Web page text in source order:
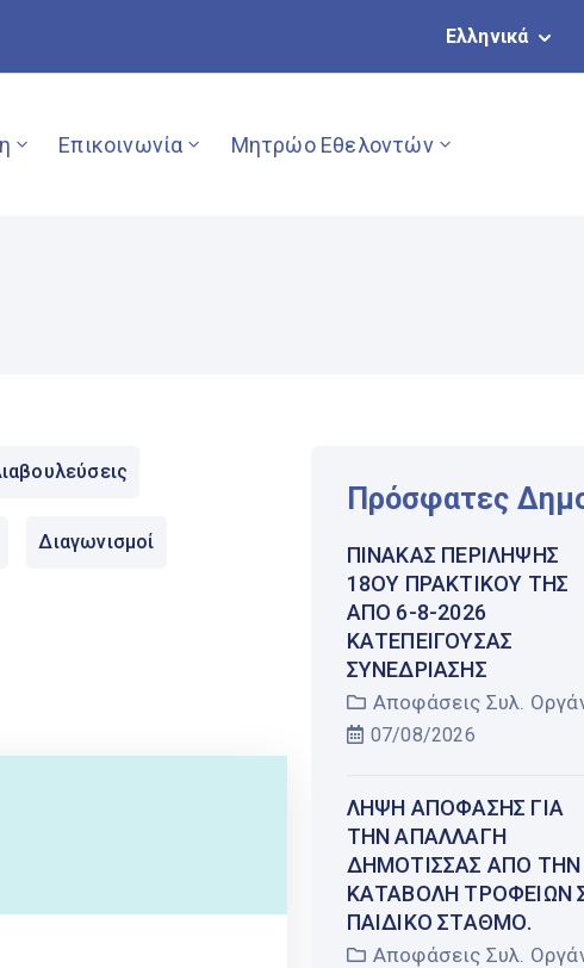
Ελληνικά
Επικοινωνία Μητρώο Εθελοντών
Διαγωνισμοί
Πρόσφατες
ΠΊΝΑΚΑΣ ΠΕΡΊΛΗΨΗΣ
18ΟΥ ΠΡΑΚΤΙΚΟΎ ΤΗΣ
ΑΠΌ 6-8-2026
ΚΑΤΕΠΕΊΓΟΥΣΑΣ
ΣΥΝΕΔΡΊΑΣΗΣ
Αποφάσεις Συλ.
07/08/2026
ΛΉΨΗ ΑΠΌΦΑΣΗΣ ΓΙΑ
ΤΗΝ ΑΠΑΛΛΑΓΉ
ΔΗΜΌΤΙΣΣΑΣ ΑΠΌ ΤΗΝ
ΚΑΤΑΒΟΛΉ ΤΡΟΦΕΊΩΝ
ΠΑΙΔΙΚΌ ΣΤΑΘΜΌ.
Αποφάσεις Συλ.